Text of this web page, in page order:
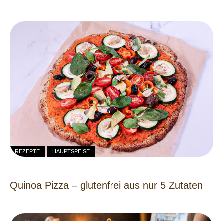
REZEPTE HAUPTSPEISE
Quinoa Pizza – glutenfrei aus nur 5 Zutaten